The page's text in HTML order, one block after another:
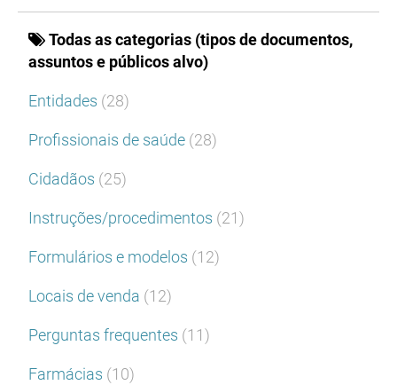
Todas as categorias (tipos de documentos,
assuntos e públicos alvo)
Entidades (28)
Profissionais de saúde (28)
Cidadãos (25)
Instruções/procedimentos (21)
Formulários e modelos (12)
Locais de venda (12)
Perguntas frequentes (11)
Farmácias (10)